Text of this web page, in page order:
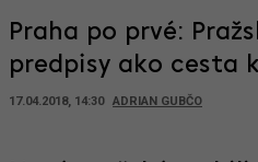
Praha po prvé:
predpisy ako cesta
17.04.2018, 14:30 ADRIAN GUBČO